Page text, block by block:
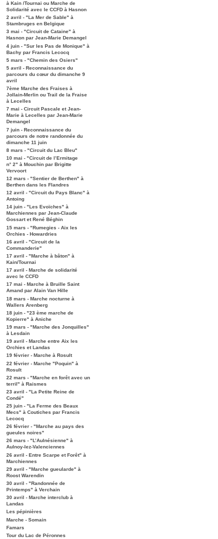
à Kain /Tournai ou Marche de
Solidarité avec le CCFD à Hasnon
2 avril - "La Mer de Sable" à
Stambruges en Belgique
3 mai - "Circuit de Cataine" à
Hasnon par Jean-Marie Demangel
4 juin - "Sur les Pas de Monique" à
Bachy par Francis Lecocq
5 mars - "Chemin des Osiers"
5 avril - Reconnaissance du
parcours du cœur du dimanche 9
avril
7ème Marche des Fraises à
Jollain-Merlin ou Trail de la Fraise
à Lecelles
7 mai - Circuit Pascale et Jean-
Marie à Lecelles par Jean-Marie
Demangel
7 juin - Reconnaissance du
parcours de notre randonnée du
dimanche 11 juin
8 mars - "Circuit du Lac Bleu"
10 mai - "Circuit de l’Ermitage
n° 2" à Mouchin par Brigitte
Vervoort
12 mars - "Sentier de Berthen" à
Berthen dans les Flandres
12 avril - "Circuit du Pays Blanc" à
Antoing
14 juin - "Les Evoïches" à
Marchiennes par Jean-Claude
Gossart et René Béghin
15 mars - "Rumegies - Aix les
Orchies - Howardries
16 avril - "Circuit de la
Commanderie"
17 avril - "Marche à bâton" à
Kain/Tournai
17 avril - Marche de solidarité
avec le CCFD
17 mai - Marche à Bruille Saint
Amand par Alain Van Hille
18 mars - Marche nocturne à
Wallers Arenberg
18 juin - "23 ème marche de
Kopierre" à Aniche
19 mars - "Marche des Jonquilles"
à Lesdain
19 avril - Marche entre Aix les
Orchies et Landas
19 février - Marche à Rosult
22 février - Marche "Poquin" à
Rosult
22 mars - "Marche en forêt avec un
terril" à Raismes
23 avril - "La Petite Reine de
Condé"
25 juin - "La Ferme des Beaux
Mecs" à Coutiches par Francis
Lecocq
26 février - "Marche au pays des
gueules noires"
26 mars - "L’Aulnésienne" à
Aulnoy-lez-Valenciennes
26 avril - Entre Scarpe et Forêt" à
Marchiennes
29 avril - "Marche gueularde" à
Roost Warendin
30 avril - "Randonnée de
Printemps" à Verchain
30 avril - Marche interclub à
Landas
Les pépinières
Marche - Somain
Famars
Tour du Lac de Péronnes